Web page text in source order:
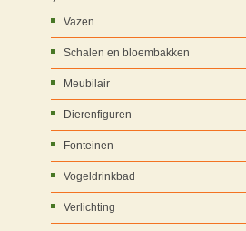
Vazen
Schalen en bloembakken
Meubilair
Dierenfiguren
Fonteinen
Vogeldrinkbad
Verlichting